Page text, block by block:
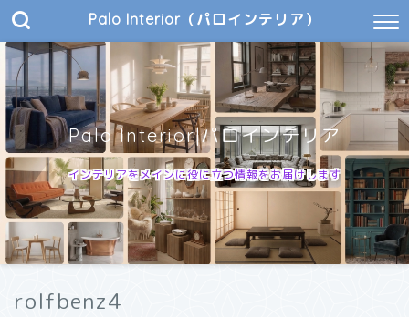
Palo Interior（パロインテリア）
Palo Interior|パロインテリア
インテリアをメインに役に立つ情報をお届けします
rolfbenz4